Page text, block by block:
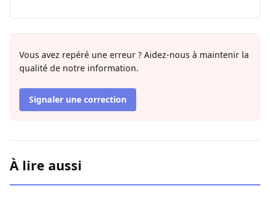
Vous avez repéré une erreur ? Aidez-nous à maintenir la
qualité de notre information.
Signaler une correction
À lire aussi